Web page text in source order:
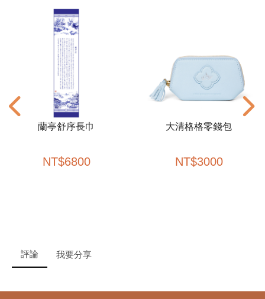
蘭亭舒序長巾
NT$6800
大清格格零錢包
NT$3000
評論 我要分享